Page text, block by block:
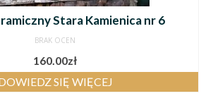
Stara Kamienica nr 6
BRAK OCEN
160.00zł
SIĘ WIĘCEJ